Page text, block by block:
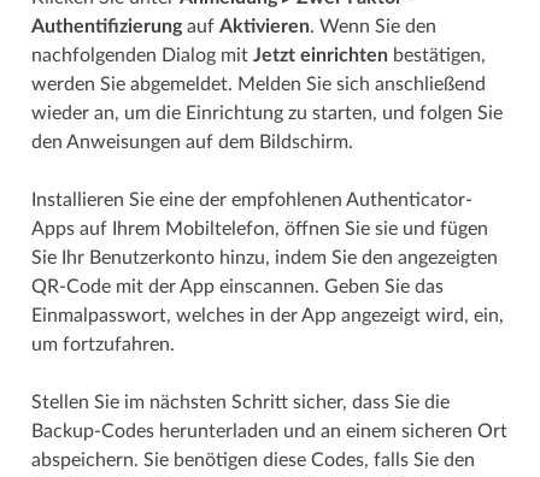
Authentifizierungauf Aktivieren. Wenn Sie den
nachfolgenden Dialog mit Jetzt einrichtenbestätigen,
werden Sie abgemeldet. Melden Sie sich anschließend
wieder an, um die Einrichtung zu starten, und folgen Sie
den Anweisungen auf dem Bildschirm.
Installieren Sie eine der empfohlenen Authenticator-
Apps auf Ihrem Mobiltelefon, öffnen Sie sie und fügen
Sie Ihr Benutzerkonto hinzu, indem Sie den angezeigten
QR-Code mit der App einscannen. Geben Sie das
Einmalpasswort, welches in der App angezeigt wird, ein,
um fortzufahren.
Stellen Sie im nächsten Schritt sicher, dass Sie die
Backup-Codes herunterladen und an einem sicheren Ort
abspeichern. Sie benötigen diese Codes, falls Sie den